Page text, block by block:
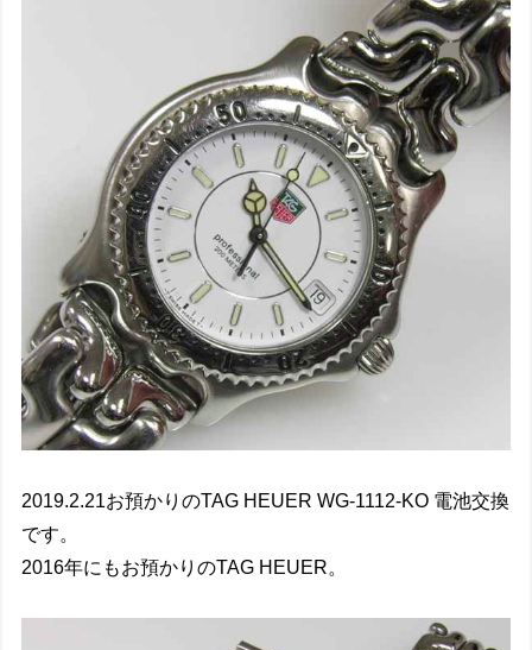
2019.2.21お預かりのTAG HEUER WG-1112-KO 電池交換
です。
2016年にもお預かりのTAG HEUER。